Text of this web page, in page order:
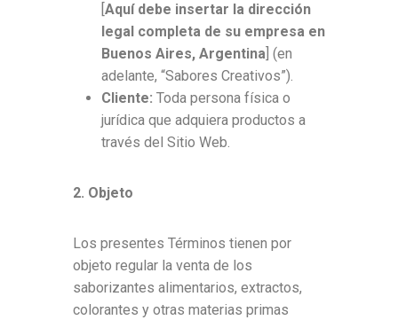
Aquí debe insertar la dirección
legal completa de su empresa en
Buenos Aires, Argentina ] (en
adelante, “Sabores Creativos”).
Cliente: Toda persona física o
jurídica que adquiera productos a
través del Sitio Web.
2. Objeto
Los presentes Términos tienen por
objeto regular la venta de los
saborizantes alimentarios, extractos,
colorantes y otras materias primas